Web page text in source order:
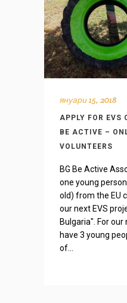
януари 15, 2018
APPLY FOR EVS
BE ACTIVE –
VOLUNTEERS
BG Be Active
one young
old) from the EU
our next EVS
Bulgaria". For our
have 3 young
of...